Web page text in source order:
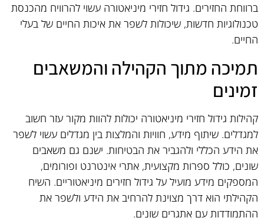
ברווחת החזירים. גידול חזירי מיניאטורה עשוי להרוויח מהכנסת
טכנולוגיות חדשות, שיכולות לשפר את איכות החיים של בעלי
החיים.
תמיכה מתוך הקהילה והמשאבים
זמינים
קהילות גידול חזירי מיניאטורה יכולות להוות מקור עזר חשוב
למגדלים. שיתוף מידע, חוויות והמלצות בין מגדלים עשוי לשפר
את הידע הכללי ולהגביר את הבטיחות. ישנם גם משאבים
שונים, כולל ספרות מקצועית, אתרי אינטרנט ופורומים,
המספקים מידע מועיל על גידול חזירים מיניאטוריים. השיח
הקהילתי הוא דרך מצוינת להרחיב את הידע ולשפר את
ההתמודדות עם אתגרים שונים.